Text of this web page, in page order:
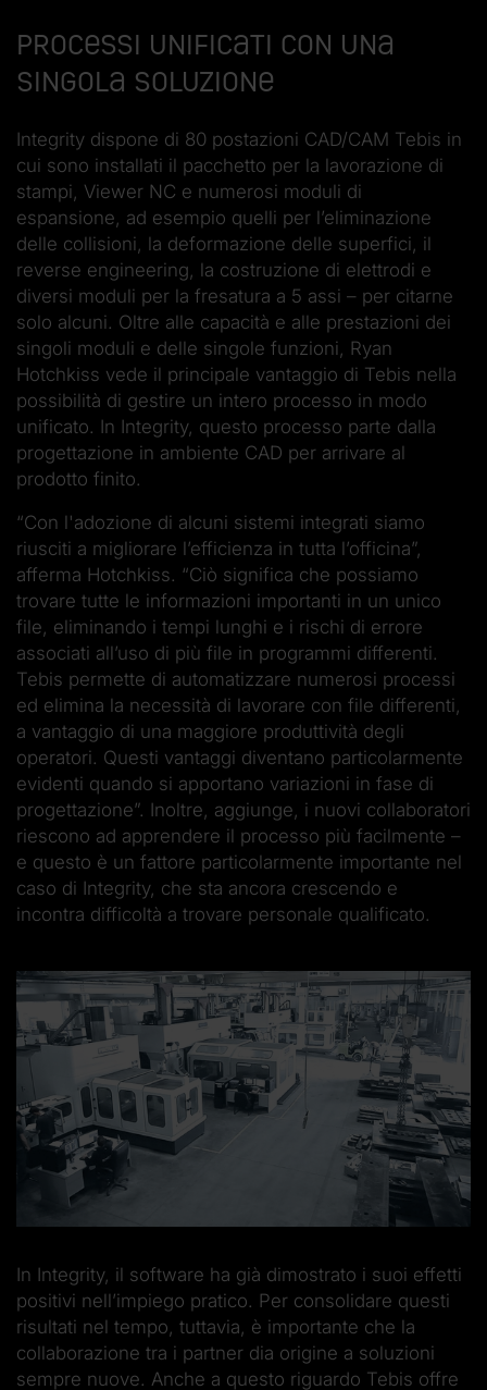
Processi unificati con una
singola soluzione
Integrity dispone di 80 postazioni CAD/CAM Tebis in
cui sono installati il pacchetto per la lavorazione di
stampi, Viewer NC e numerosi moduli di
espansione, ad esempio quelli per l’eliminazione
delle collisioni, la deformazione delle superfici, il
reverse engineering, la costruzione di elettrodi e
diversi moduli per la fresatura a 5 assi – per citarne
solo alcuni. Oltre alle capacità e alle prestazioni dei
singoli moduli e delle singole funzioni, Ryan
Hotchkiss vede il principale vantaggio di Tebis nella
possibilità di gestire un intero processo in modo
unificato. In Integrity, questo processo parte dalla
progettazione in ambiente CAD per arrivare al
prodotto finito.
“Con l'adozione di alcuni sistemi integrati siamo
riusciti a migliorare l’efficienza in tutta l’officina”,
afferma Hotchkiss. “Ciò significa che possiamo
trovare tutte le informazioni importanti in un unico
file, eliminando i tempi lunghi e i rischi di errore
associati all’uso di più file in programmi differenti.
Tebis permette di automatizzare numerosi processi
ed elimina la necessità di lavorare con file differenti,
a vantaggio di una maggiore produttività degli
operatori. Questi vantaggi diventano particolarmente
evidenti quando si apportano variazioni in fase di
progettazione”. Inoltre, aggiunge, i nuovi collaboratori
riescono ad apprendere il processo più facilmente –
e questo è un fattore particolarmente importante nel
caso di Integrity, che sta ancora crescendo e
incontra difficoltà a trovare personale qualificato.
In Integrity, il software ha già dimostrato i suoi effetti
positivi nell’impiego pratico. Per consolidare questi
risultati nel tempo, tuttavia, è importante che la
collaborazione tra i partner dia origine a soluzioni
sempre nuove. Anche a questo riguardo Tebis offre